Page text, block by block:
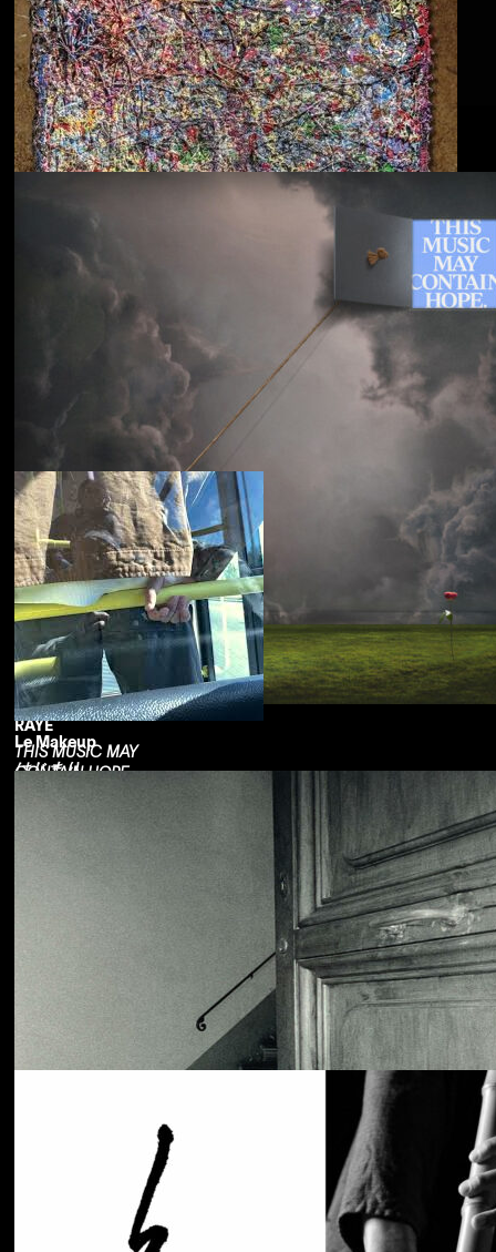
Blu & Exile
Time Heals Everything
Souled American
RAYE
THIS MUSIC MAY
CONTAIN HOPE.
Le Makeup
はじまり